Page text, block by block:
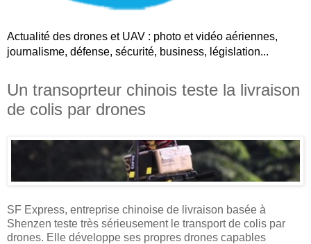
Actualité des drones et UAV : photo et vidéo aériennes,
journalisme, défense, sécurité, business, législation...
Un transoprteur chinois teste la livraison
de colis par drones
SF Express, entreprise chinoise de livraison basée à
Shenzen teste très sérieusement le transport de colis par
drones. Elle développe ses propres drones capables